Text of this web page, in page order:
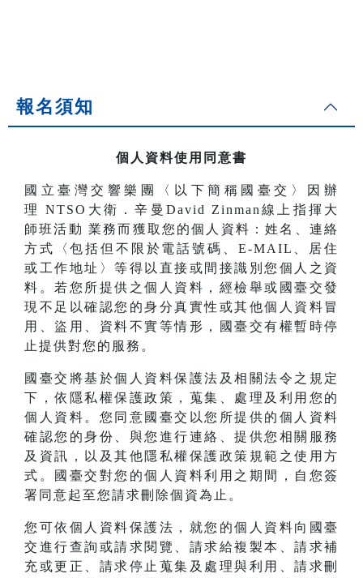
報名須知
個人資料使用同意書
國立臺灣交響樂團〈以下簡稱國臺交〉因辦
理
NTSO大衛．辛曼David Zinman線上指揮大
師班活動 業務而獲取您的個人資料：姓名、連絡
方式〈包括但不限於電話號碼、E-MAIL、居住
或工作地址〉等得以直接或間接識別您個人之資
料。若您所提供之個人資料，經檢舉或國臺交發
現不足以確認您的身分真實性或其他個人資料冒
用、盜用、資料不實等情形，國臺交有權暫時停
止提供對您的服務。
國臺交將基於個人資料保護法及相關法令之規定
下，依隱私權保護政策，蒐集、處理及利用您的
個人資料。您同意國臺交以您所提供的個人資料
確認您的身份、與您進行連絡、提供您相關服務
及資訊，以及其他隱私權保護政策規範之使用方
式。國臺交對您的個人資料利用之期間，自您簽
署同意起至您請求刪除個資為止。
您可依個人資料保護法，就您的個人資料向國臺
交進行查詢或請求閱覽、請求給複製本、請求補
充或更正、請求停止蒐集及處理與利用、請求刪